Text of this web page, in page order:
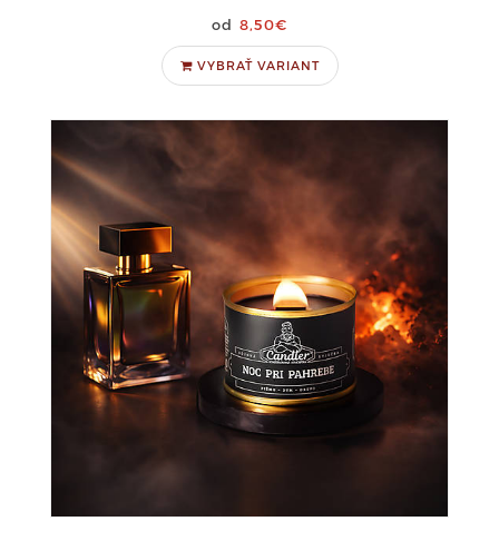
8,50€
VYBRAŤ VARIANT